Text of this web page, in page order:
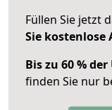
Füllen Sie jetzt
Sie kostenlose
Bis zu 60 %
finden Sie nur